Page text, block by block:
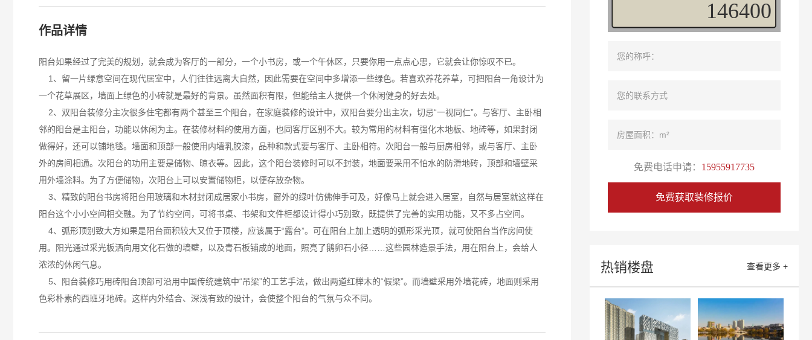
作品详情
阳台如果经过了完美的规划，就会成为客厅的一部分，一个小书房，或一个午休区，只要你用一点点心思，它就会让你惊叹不已。
1、留一片绿意空间在现代居室中，人们往往远离大自然，因此需要在空间中多增添一些绿色。若喜欢养花养草，可把阳台一角设计为
一个花草展区，墙面上绿色的小砖就是最好的背景。虽然面积有限，但能给主人提供一个休闲健身的好去处。
2、双阳台装修分主次很多住宅都有两个甚至三个阳台，在家庭装修的设计中，双阳台要分出主次，切忌“一视同仁”。与客厅、主卧相
邻的阳台是主阳台，功能以休闲为主。在装修材料的使用方面，也同客厅区别不大。较为常用的材料有强化木地板、地砖等，如果封闭
做得好，还可以铺地毯。墙面和顶部一般使用内墙乳胶漆，品种和款式要与客厅、主卧相符。次阳台一般与厨房相邻，或与客厅、主卧
外的房间相通。次阳台的功用主要是储物、晾衣等。因此，这个阳台装修时可以不封装，地面要采用不怕水的防滑地砖，顶部和墙壁采
用外墙涂料。为了方便储物，次阳台上可以安置储物柜，以便存放杂物。
3、精致的阳台书房将阳台用玻璃和木材封闭成居家小书房，窗外的绿叶仿佛伸手可及，好像马上就会进入居室，自然与居室就这样在
阳台这个小小空间相交融。为了节约空间，可将书桌、书架和文件柜都设计得小巧别致，既提供了完善的实用功能，又不多占空间。
4、弧形顶别致大方如果是阳台面积较大又位于顶楼，应该属于“露台”。可在阳台上加上透明的弧形采光顶，就可使阳台当作房间使
用。阳光通过采光板洒向用文化石做的墙壁，以及青石板铺成的地面，照亮了鹅卵石小径……这些园林造景手法，用在阳台上，会给人
浓浓的休闲气息。
5、阳台装修巧用砖阳台顶部可沿用中国传统建筑中“吊梁”的工艺手法，做出两道红榉木的“假梁”。而墙壁采用外墙花砖，地面则采用
色彩朴素的西班牙地砖。这样内外结合、深浅有致的设计，会使整个阳台的气氛与众不同。
99552
免费电话申请： 15955917735
免费获取装修报价
热销楼盘 查看更多 +